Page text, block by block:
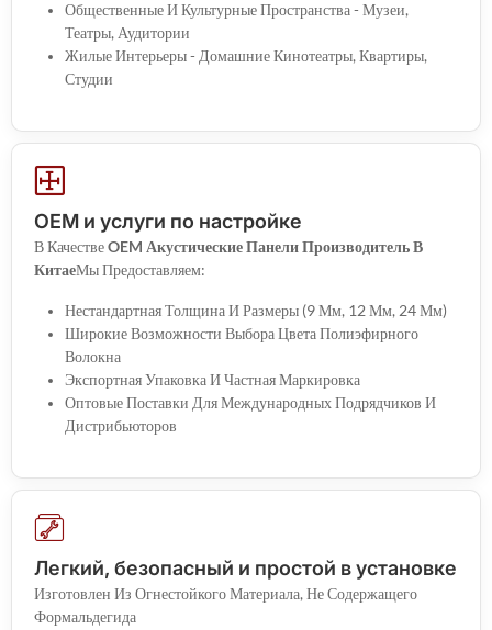
Общественные И Культурные Пространства - Музеи,
Театры, Аудитории
Жилые Интерьеры - Домашние Кинотеатры, Квартиры,
Студии
OEM и услуги по настройке
В КачествеOEM Акустические Панели Производитель В
КитаеМы Предоставляем:
Нестандартная Толщина И Размеры (9 Мм, 12 Мм, 24 Мм)
Широкие Возможности Выбора Цвета Полиэфирного
Волокна
Экспортная Упаковка И Частная Маркировка
Оптовые Поставки Для Международных Подрядчиков И
Дистрибьюторов
Легкий, безопасный и простой в установке
Изготовлен Из Огнестойкого Материала, Не Содержащего
Формальдегида